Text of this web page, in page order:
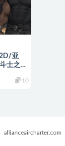
亚
士之王
戏
10
allianceaircharter.com